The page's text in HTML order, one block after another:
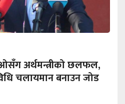
अर्थमन्त्रीको छलफल,
चलायमान बनाउन जोड